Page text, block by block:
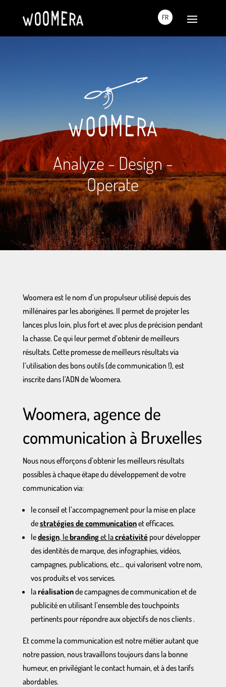
FR
Analyze - Design -
Operate
Woomera est le nom d’un propulseur utilisé depuis des
millénaires par les aborigènes. Il permet de projeter les
lances plus loin, plus fort et avec plus de précision pendant
la chasse. Ce qui leur permet d’obtenir de meilleurs
résultats. Cette promesse de meilleurs résultats via
l’utilisation des bons outils (de communication !), est
inscrite dans l’ADN de Woomera.
Woomera, agence de
communication à Bruxelles
Nous nous efforçons d’obtenir les meilleurs résultats
possibles à chaque étape du développement de votre
communication via:
le conseil et l’accompagnement pour la mise en place
destratégies de communicationet efficaces.
ledesign, lebrandinget lacréativitépour développer
des identités de marque, des infographies, vidéos,
campagnes, publications, etc… qui valorisent votre nom,
vos produits et vos services.
laréalisationde campagnes de communication et de
publicité en utilisant l’ensemble des touchpoints
pertinents pour répondre aux objectifs de nos clients .
Et comme la communication est notre métier autant que
notre passion, nous travaillons toujours dans la bonne
humeur, en privilégiant le contact humain, et à des tarifs
abordables.